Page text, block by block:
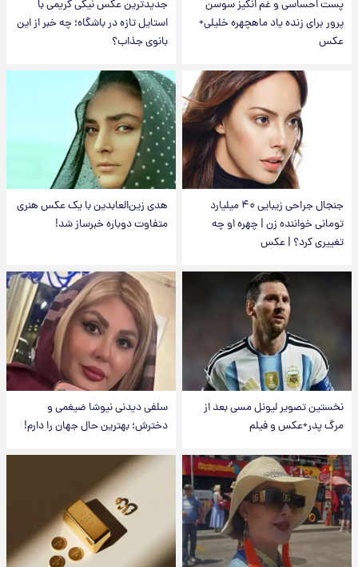
پست احساسی و غم انگیز سوسن
پرور برای زنده یاد ماهچهره خلیلی+
عکس
جدیدترین عکس نیکی کریمی با
استایل تازه در باشگاه؛ چه خبر از این
بانوی جذاب؟
جنجال جراحی زیبایی ۴۰ میلیارد
تومانی خواننده زن | چهره او چه
تغییری کرد؟ | عکس
هدی زین‌العابدین با یک عکس هنری
متفاوت دوباره خبرساز شد!
نخستین تصویر لیونل مسی بعد از
مرگ پدر+عکس و فیلم
سلفی دیدنی نیوشا ضیغمی و
دخترش؛ بهترین حال جهان را دارم!